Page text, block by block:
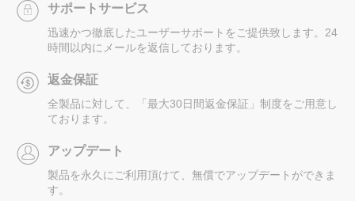
サポートサービス
迅速かつ徹底したユーザーサポートをご提供致します。24
時間以内にメールを返信しております。
返金保証
全製品に対して、「最大30日間返金保証」制度をご用意し
ております。
アップデート
製品を永久にご利用頂けて、無償でアップデートができま
す。